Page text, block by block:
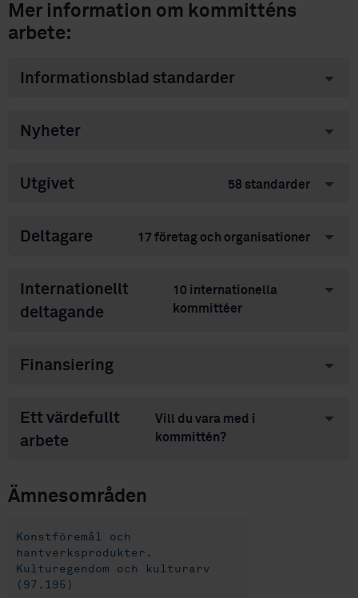
Mer information om kommitténs
arbete:
Informationsblad standarder
Nyheter
Utgivet 58 standarder
Deltagare 17 företag och organisationer
Internationellt
deltagande
10 internationella
kommittéer
Finansiering
Ett värdefullt
arbete
Vill du vara med i
kommittén?
Ämnesområden
Konstföremål och
hantverksprodukter.
Kulturegendom och kulturarv
(97.195)